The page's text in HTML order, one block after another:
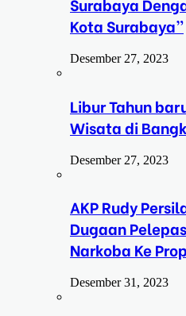
Surabaya
Kota Surabaya”
Desember 27, 2023
Libur Tahun
Wisata di
Desember 27, 2023
AKP Rudy
Dugaan
Narkoba Ke
Desember 31, 2023